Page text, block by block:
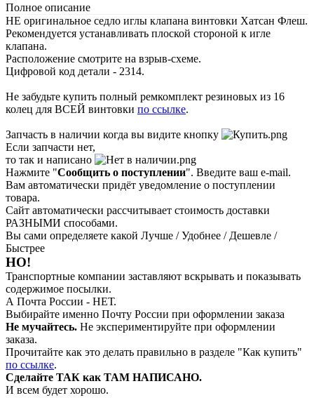
Полное описание
НЕ оригинальное седло иглы клапана винтовки Хатсан Флеш.
Рекомендуется устанавливать плоской стороной к игле
клапана.
Расположение смотрите на взрыв-схеме.
Цифровой код детали - 2314.
Не забудьте купить полный ремкомплект резиновых из 16
колец для ВСЕЙ винтовки по ссылке.
Запчасть в наличии когда вы видите кнопку
Если запчасти нет,
то так и написано
Нажмите "Сообщить о поступлении". Введите ваш e-mail.
Вам автоматически придёт уведомление о поступлении
товара.
Сайт автоматически рассчитывает стоимость доставки
РАЗНЫМИ способами.
Вы сами определяете какой Лучше / Удобнее / Дешевле /
Быстрее
НО!
Транспортные компании заставляют вскрывать и показывать
содержимое посылки.
А Почта России - НЕТ.
Выбирайте именно Почту России при оформлении заказа
Не мучайтесь. Не экспериментируйте при оформлении
заказа.
Прочитайте как это делать правильно в разделе "Как купить"
по ссылке.
Сделайте ТАК как ТАМ НАПИСАНО.
И всем будет хорошо.